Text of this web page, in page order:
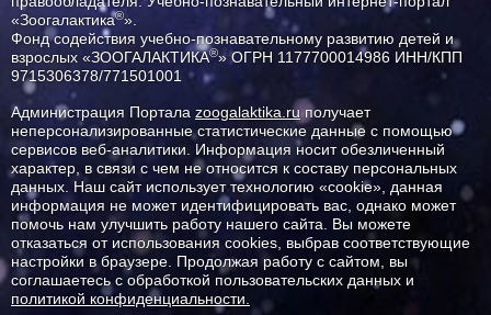
«Зоогалактика®».
Фонд содействия учебно-познавательному развитию детей и
взрослых «ЗООГАЛАКТИКА®» ОГРН 1177700014986 ИНН/КПП
9715306378/771501001
Администрация Портала zoogalaktika.ruполучает
неперсонализированные статистические данные с помощью
сервисов веб-аналитики. Информация носит обезличенный
характер, в связи с чем не относится к составу персональных
данных. Наш сайт использует технологию «cookie», данная
информация не может идентифицировать вас, однако может
помочь нам улучшить работу нашего сайта. Вы можете
отказаться от использования cookies, выбрав соответствующие
настройки в браузере. Продолжая работу с сайтом, вы
соглашаетесь с обработкой пользовательских данных и
политикой конфиденциальности.